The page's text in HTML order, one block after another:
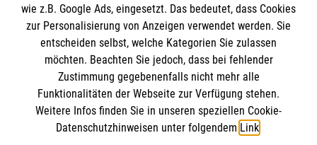
Newsletter abonnieren
wie z.B. Google Ads, eingesetzt. Das bedeutet, dass Cookies
zur Personalisierung von Anzeigen verwendet werden. Sie
entscheiden selbst, welche Kategorien Sie zulassen
möchten. Beachten Sie jedoch, dass bei fehlender
Zustimmung gegebenenfalls nicht mehr alle
Funktionalitäten der Webseite zur Verfügung stehen.
Weitere Infos finden Sie in unseren speziellen Cookie-
Datenschutzhinweisen unter folgendem Link.